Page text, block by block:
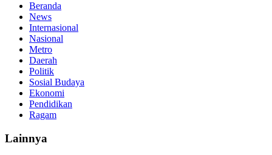
Beranda
News
Internasional
Nasional
Metro
Daerah
Politik
Sosial Budaya
Ekonomi
Pendidikan
Ragam
Lainnya